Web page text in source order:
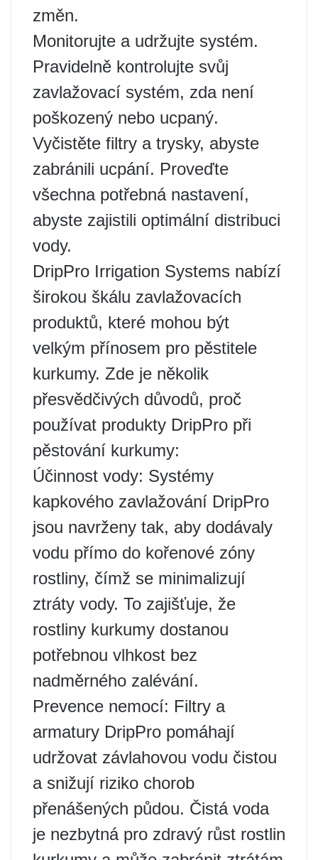
změn.
Monitorujte a udržujte systém.
Pravidelně kontrolujte svůj
zavlažovací systém, zda není
poškozený nebo ucpaný.
Vyčistěte filtry a trysky, abyste
zabránili ucpání. Proveďte
všechna potřebná nastavení,
abyste zajistili optimální distribuci
vody.
DripPro Irrigation Systems nabízí
širokou škálu zavlažovacích
produktů, které mohou být
velkým přínosem pro pěstitele
kurkumy. Zde je několik
přesvědčivých důvodů, proč
používat produkty DripPro při
pěstování kurkumy:
Účinnost vody: Systémy
kapkového zavlažování DripPro
jsou navrženy tak, aby dodávaly
vodu přímo do kořenové zóny
rostliny, čímž se minimalizují
ztráty vody. To zajišťuje, že
rostliny kurkumy dostanou
potřebnou vlhkost bez
nadměrného zalévání.
Prevence nemocí: Filtry a
armatury DripPro pomáhají
udržovat závlahovou vodu čistou
a snižují riziko chorob
přenášených půdou. Čistá voda
je nezbytná pro zdravý růst rostlin